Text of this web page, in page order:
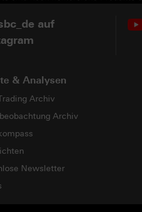
auf
& Analysen
Archiv
Archiv
Newsletter